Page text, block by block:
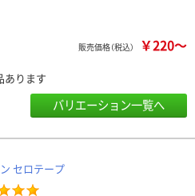
販売価格（税込） ￥220～
あります
バリエーション一覧へ
セロテープ